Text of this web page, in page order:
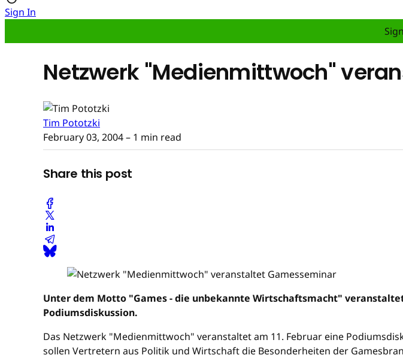
Sign In
Netzwerk "Medienmittwoch"
Tim Pototzki
February 03, 2004– 1 min read
Share this post
Unter dem Motto "Games - die unbekannte Wirtschaftsmacht"
Podiumsdiskussion.
Das Netzwerk "Medienmittwoch" veranstaltet am 11. Februar eine
sollen Vertretern aus Politik und Wirtschaft die Besonderheiten der